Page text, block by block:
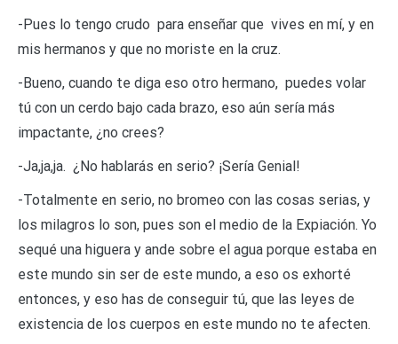
-Pues lo tengo crudo para enseñar que vives en mí, y en
mis hermanos y que no moriste en la cruz.
-Bueno, cuando te diga eso otro hermano, puedes volar
tú con un cerdo bajo cada brazo, eso aún sería más
impactante, ¿no crees?
-Ja,ja,ja. ¿No hablarás en serio? ¡Sería Genial!
-Totalmente en serio, no bromeo con las cosas serias, y
los milagros lo son, pues son el medio de la Expiación. Yo
sequé una higuera y ande sobre el agua porque estaba en
este mundo sin ser de este mundo, a eso os exhorté
entonces, y eso has de conseguir tú, que las leyes de
existencia de los cuerpos en este mundo no te afecten.